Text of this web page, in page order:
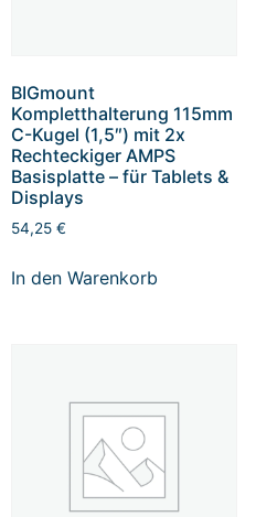
BIGmount
Kompletthalterung 115mm
C-Kugel (1,5″) mit 2x
Rechteckiger AMPS
Basisplatte – für Tablets &
Displays
54,25 €
In den Warenkorb